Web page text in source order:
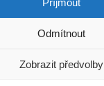
Odmítnout
Zobrazit předvolby